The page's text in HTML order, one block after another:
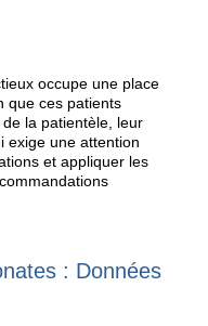
occupe une place
que ces patients
la patientèle, leur
exige une attention
et appliquer les
: Données